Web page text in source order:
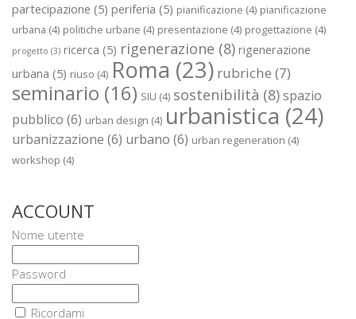
partecipazione (5) periferia (5) pianificazione (4) pianificazione
urbana (4) politiche urbane (4) presentazione (4) progettazione (4)
progetto (3) ricerca (5) rigenerazione (8) rigenerazione
urbana (5) riuso (4) Roma (23) rubriche (7)
seminario (16) SIU (4) sostenibilità (8)spazio
pubblico (6) urban design (4) urbanistica (24)
urbanizzazione (6) urbano (6) urban regeneration (4)
workshop (4)
ACCOUNT
Nome utente
Password
Ricordami